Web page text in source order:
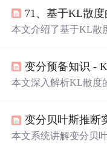
理问题，对比散度简
则是一种通用的优化
71、基于KL散
本文介绍了基于KL散
分布的近似方式，提
法间的联系与优势。
变分预备知识 -
本文深入解析KL散度
本文系统讲解变分贝